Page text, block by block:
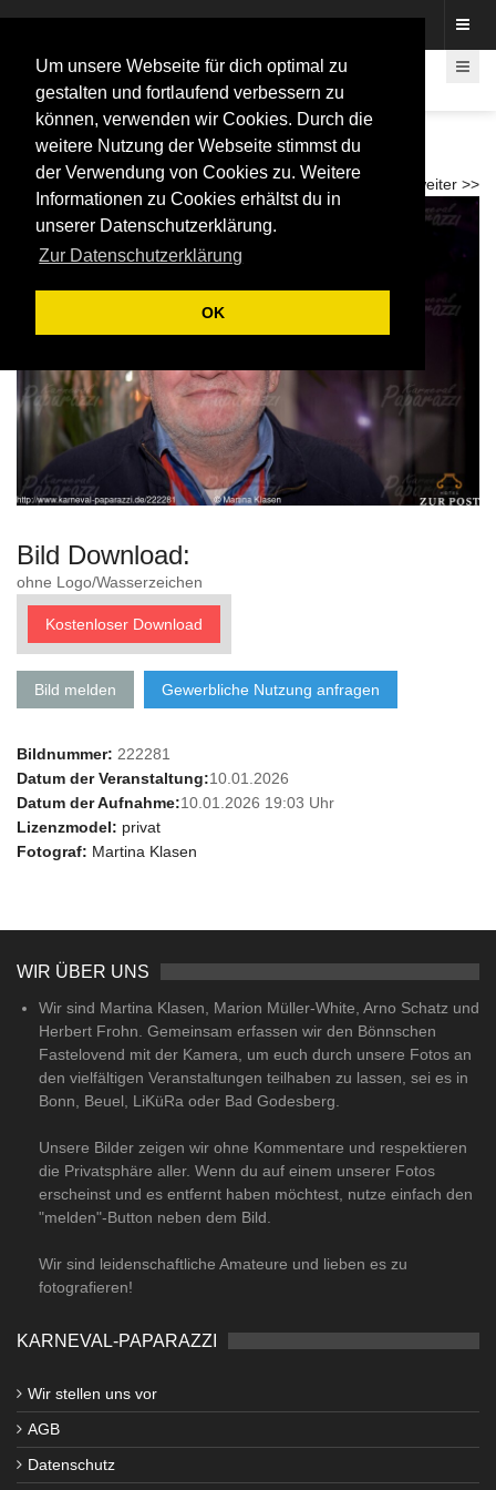
Um unsere Webseite für dich optimal zu
gestalten und fortlaufend verbessern zu
können, verwenden wir Cookies. Durch die
weitere Nutzung der Webseite stimmst du
der Verwendung von Cookies zu. Weitere
Informationen zu Cookies erhältst du in
unserer Datenschutzerklärung.
Zur Datenschutzerklärung
OK
20 Jahre "Die Flüssigen" - Flüssigen Party
2026
weiter >>
<< zurück
Bild Download:
ohne Logo/Wasserzeichen
Kostenloser Download
Bild melden Gewerbliche Nutzung anfragen
Bildnummer: 222281
Datum der Veranstaltung:10.01.2026
Datum der Aufnahme:10.01.2026 19:03 Uhr
Lizenzmodel: privat
Fotograf: Martina Klasen
WIR ÜBER UNS
Wir sind Martina Klasen, Marion Müller-White, Arno Schatz und
Herbert Frohn. Gemeinsam erfassen wir den Bönnschen
Fastelovend mit der Kamera, um euch durch unsere Fotos an
den vielfältigen Veranstaltungen teilhaben zu lassen, sei es in
Bonn, Beuel, LiKüRa oder Bad Godesberg.
Unsere Bilder zeigen wir ohne Kommentare und respektieren
die Privatsphäre aller. Wenn du auf einem unserer Fotos
erscheinst und es entfernt haben möchtest, nutze einfach den
"melden"-Button neben dem Bild.
Wir sind leidenschaftliche Amateure und lieben es zu
fotografieren!
KARNEVAL-PAPARAZZI
Wir stellen uns vor
AGB
Datenschutz